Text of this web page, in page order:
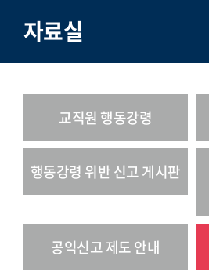
자료실
교직원 행동강령
행동강령 위반 신고 게시판
공익신고 제도 안내